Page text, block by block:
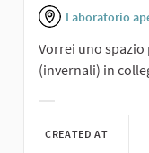
Laboratorio
Vorrei uno
(invernali) in
CREATED AT